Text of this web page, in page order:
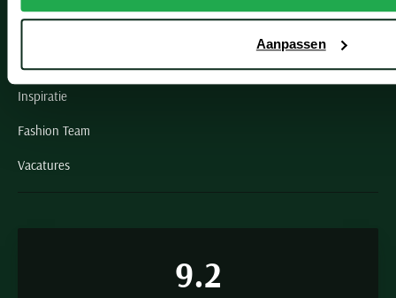
Aanpassen
Paul & Shark specialist
Inspiratie
Fashion Team
Vacatures
9.2